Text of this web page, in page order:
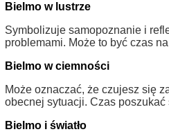
Bielmo w lustrze
Symbolizuje samopoznanie i
problemami. Może to być czas
Bielmo w ciemności
Może oznaczać, że czujesz się
obecnej sytuacji. Czas poszukać
Bielmo i światło